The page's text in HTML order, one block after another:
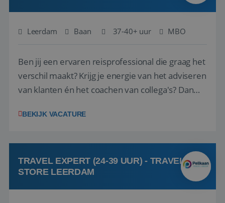
Leerdam Baan 37-40+ uur MBO
Ben jij een ervaren reisprofessional die graag het
verschil maakt? Krijg je energie van het adviseren
van klanten én het coachen van collega's? Dan
(onderdeel van Pelikaan Travel Group) zoeken
team het reisbureau verder...
BEKIJK VACATURE
TRAVEL EXPERT (24-39 UUR) - TRAVEL
STORE LEERDAM